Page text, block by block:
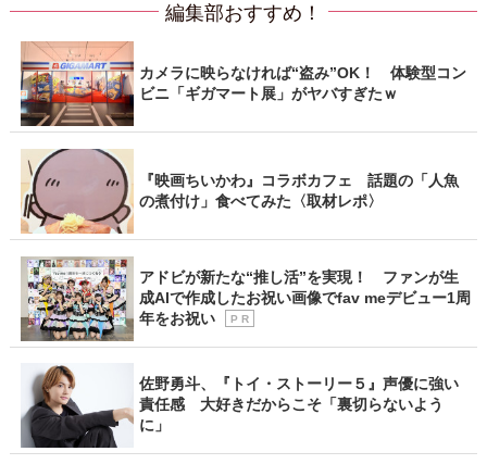
編集部おすすめ！
カメラに映らなければ“盗み”OK！ 体験型コン
ビニ「ギガマート展」がヤバすぎたｗ
『映画ちいかわ』コラボカフェ 話題の「人魚
の煮付け」食べてみた〈取材レポ〉
アドビが新たな“推し活”を実現！ ファンが生
成AIで作成したお祝い画像でfav meデビュー1周
年をお祝い
P R
佐野勇斗、『トイ・ストーリー５』声優に強い
責任感 大好きだからこそ「裏切らないよう
に」